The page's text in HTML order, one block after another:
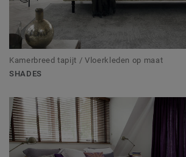
Kamerbreed tapijt / Vloerkleden op maat
SHADES